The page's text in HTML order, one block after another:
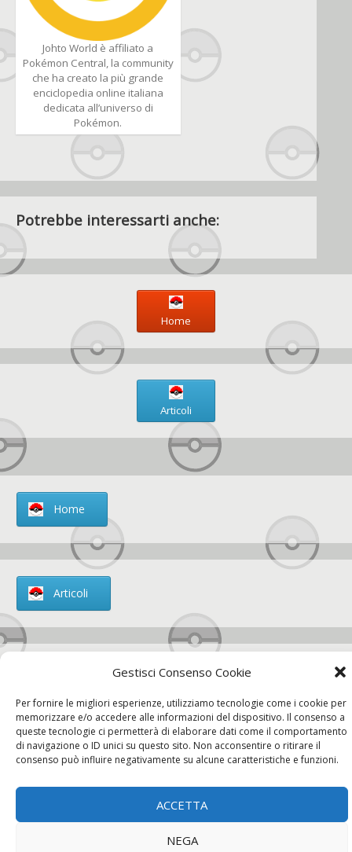
Gestisci Consenso Cookie
Per fornire le migliori esperienze, utilizziamo tecnologie come i cookie per
memorizzare e/o accedere alle informazioni del dispositivo. Il consenso a
queste tecnologie ci permetterà di elaborare dati come il comportamento
di navigazione o ID unici su questo sito. Non acconsentire o ritirare il
consenso può influire negativamente su alcune caratteristiche e funzioni.
ACCETTA
NEGA
Johto World è affiliato a
Pokémon Central, la community
che ha creato la più grande
enciclopedia online italiana
dedicata all’universo di
Pokémon.
Potrebbe interessarti anche:
Home
Articoli
Home
Articoli
Chi siamo
Contatti